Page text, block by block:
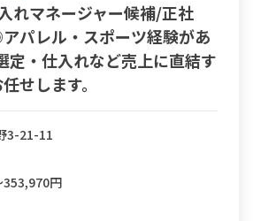
れマネージャー候補/正社
パレル・スポーツ経験があ
定・仕入れなど売上に直結す
せします。
3-21-11
円